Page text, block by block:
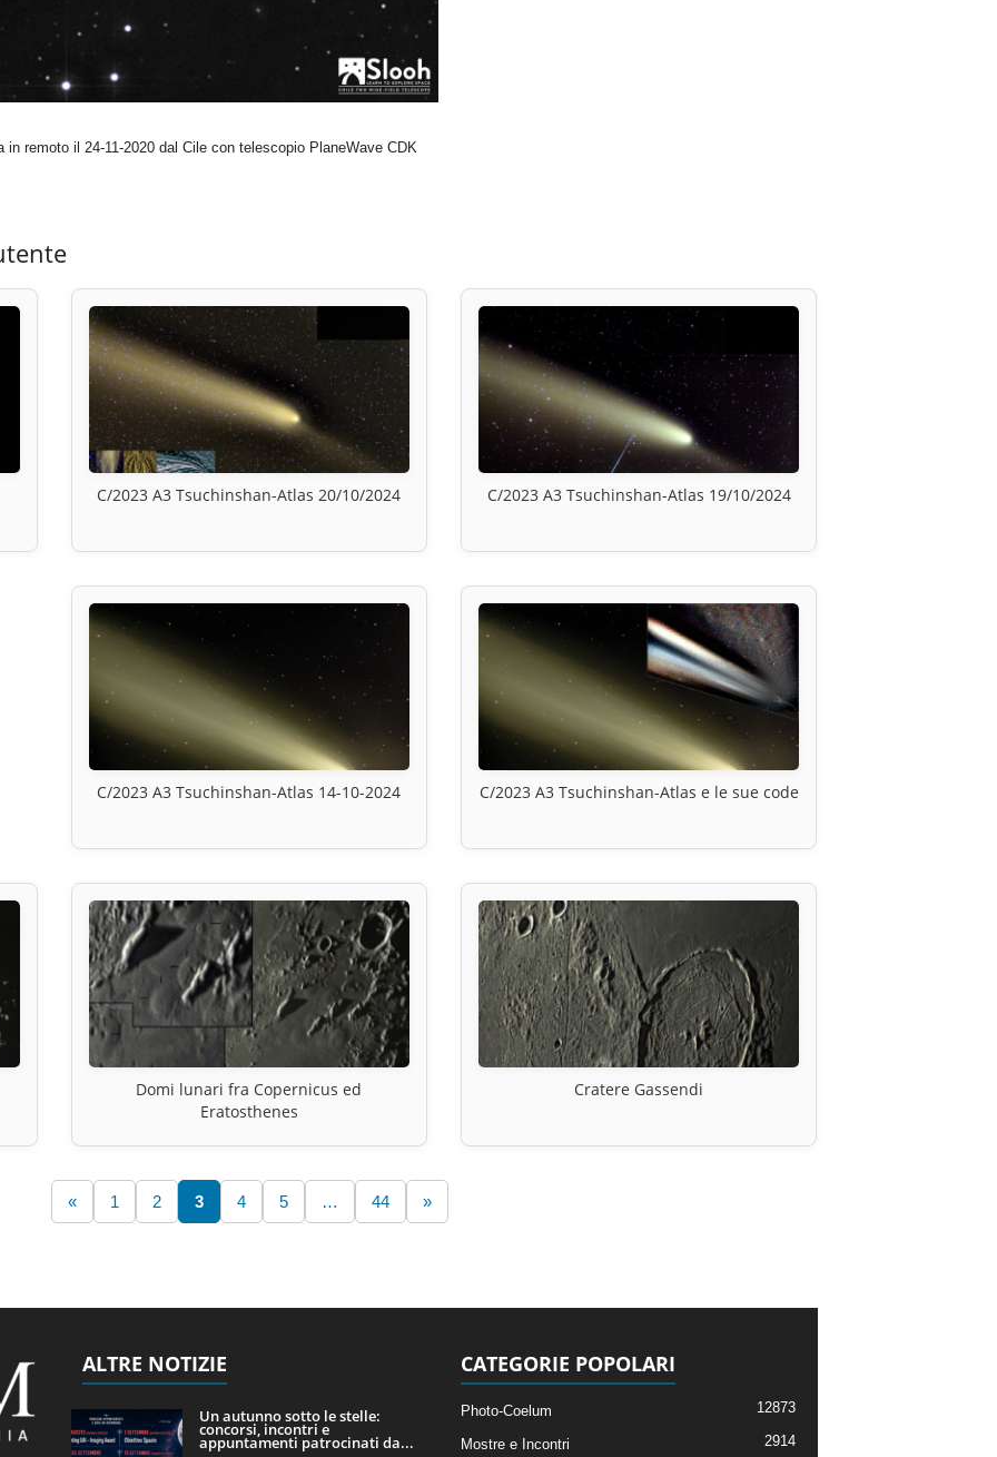
remoto il 24-11-2020 dal Cile con telescopio PlaneWave CDK
C/2023 A3 Tsuchinshan-Atlas 20/10/2024 C/2023 A3 Tsuchinshan-Atlas 19/10/2024
C/2023 A3 Tsuchinshan-Atlas 14-10-2024 C/2023 A3 Tsuchinshan-Atlas e le sue code
Domi lunari fra Copernicus ed
Eratosthenes
Cratere Gassendi
« 1 2 3 4 5 … 44 »
ALTRE NOTIZIE
Un autunno sotto le stelle:
concorsi, incontri e
appuntamenti patrocinati da...
CATEGORIE POPOLARI
Photo-Coelum 12873
Mostre e Incontri 2914